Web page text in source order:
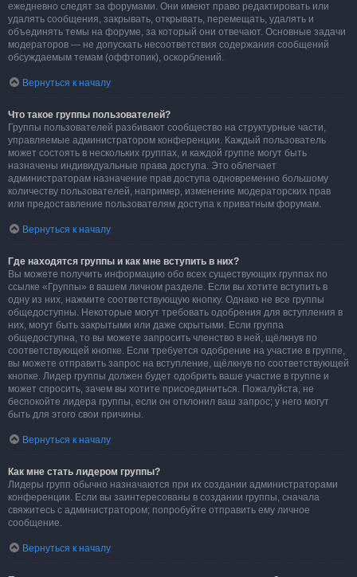
ежедневно следят за форумами. Они имеют право редактировать или
удалять сообщения, закрывать, открывать, перемещать, удалять и
объединять темы на форуме, за который они отвечают. Основные задачи
модераторов — не допускать несоответствия содержания сообщений
обсуждаемым темам (оффтопик), оскорблений.
Вернуться к началу
Что такое группы пользователей?
Группы пользователей разбивают сообщество на структурные части,
управляемые администратором конференции. Каждый пользователь
может состоять в нескольких группах, и каждой группе могут быть
назначены индивидуальные права доступа. Это облегчает
администраторам назначение прав доступа одновременно большому
количеству пользователей, например, изменение модераторских прав
или предоставление пользователям доступа к приватным форумам.
Вернуться к началу
Где находятся группы и как мне вступить в них?
Вы можете получить информацию обо всех существующих группах по
ссылке «Группы» в вашем личном разделе. Если вы хотите вступить в
одну из них, нажмите соответствующую кнопку. Однако не все группы
общедоступны. Некоторые могут требовать одобрения для вступления в
них, могут быть закрытыми или даже скрытыми. Если группа
общедоступна, то вы можете запросить членство в ней, щёлкнув по
соответствующей кнопке. Если требуется одобрение на участие в группе,
вы можете отправить запрос на вступление, щёлкнув по соответствующей
кнопке. Лидер группы должен будет одобрить ваше участие в группе и
может спросить, зачем вы хотите присоединиться. Пожалуйста, не
беспокойте лидера группы, если он отклонил ваш запрос; у него могут
быть для этого свои причины.
Вернуться к началу
Как мне стать лидером группы?
Лидеры групп обычно назначаются при их создании администраторами
конференции. Если вы заинтересованы в создании группы, сначала
свяжитесь с администратором; попробуйте отправить ему личное
сообщение.
Вернуться к началу